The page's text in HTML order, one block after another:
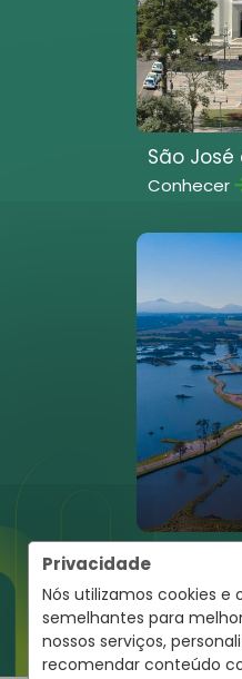
Privacidade
Nós utilizamos cookies e
semelhantes para
nossos serviços,
recomendar conteúdo
São José
Conhecer
Pinhais
Conhecer